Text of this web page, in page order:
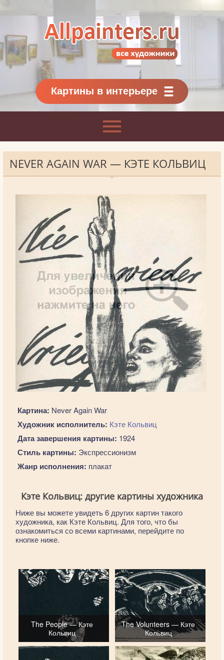
Картины классиков
и современников
Картины в интерьере
NEVER AGAIN WAR — КЭТЕ КОЛЬВИЦ
Картина: Never Again War
Художник исполнитель: Кэте Кольвиц
Дата завершения картины: 1924
Стиль картины: Экспрессионизм
Жанр исполнения: плакат
Кэте Кольвиц: другие картины художника
Ниже вы можете увидеть 6 других картин такого
художника, как Кэте Кольвиц. Для того, что бы
ознакомиться со всеми картинами, перейдите по
кнопке ниже.
The People — Кэте
Кольвиц
The Volunteers — Кэте
Кольвиц